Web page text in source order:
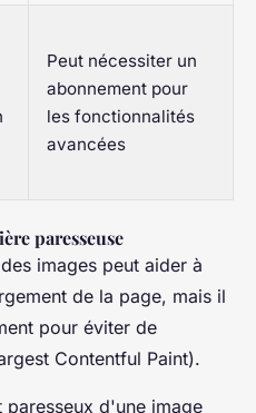
Peut nécessiter un
abonnement pour
les fonctionnalités
avancées
paresseuse
images peut aider à
de la page, mais il
pour éviter de
Contentful Paint).
d'une image